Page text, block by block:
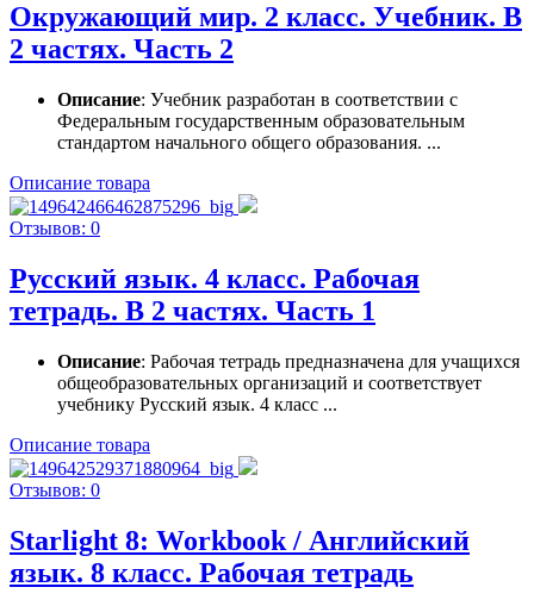
Окружающий мир. 2 класс. Учебник. В
2 частях. Часть 2
Описание: Учебник разработан в соответствии с
Федеральным государственным образовательным
стандартом начального общего образования. ...
Описание товара
Отзывов: 0
Русский язык. 4 класс. Рабочая
тетрадь. В 2 частях. Часть 1
Описание: Рабочая тетрадь предназначена для учащихся
общеобразовательных организаций и соответствует
учебнику Русский язык. 4 класс ...
Описание товара
Отзывов: 0
Starlight 8: Workbook / Английский
язык. 8 класс. Рабочая тетрадь